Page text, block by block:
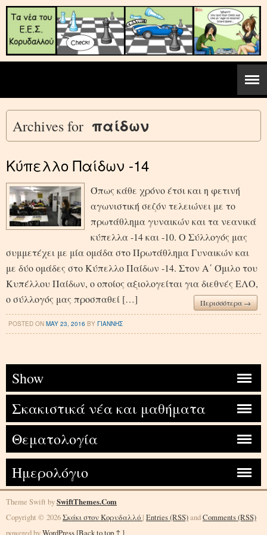
Archives for παίδων
Κύπελλο Παίδων -14
Όπως κάθε χρόνο έτσι και η φετινή
αγωνιστική σεζόν τελειώνει με το
πρωτάθλημα γυναικών και τα νεανικά
κύπελλα -14 και -10. Ο Σύλλογός μας
συμμετέχει με μία ομάδα στο Πρωτάθλημα Γυναικών και
με δύο ομάδες στο Κύπελλο Παίδων -14. Στον Α΄ Όμιλο του
Κυπέλλου Παίδων, ο οποίος αξιολογείται για διεθνές ΕΛΟ,
ο σύλλογός μας προσπαθεί […]
Περισσότερα →
POSTED ONMAY 23, 2016 BYΓΙΑΝΝΗΣ
Show
Σκακιστικά νέα και μαθήματα
Θεματολογία
Ημερολόγιο
Theme Swift bySwiftThemes.Com
Copyright © 2026Σκάκι στον Κορυδαλλό | Entries (RSS)andComments (RSS)
powered byWordPress [Back to top ↑ ]